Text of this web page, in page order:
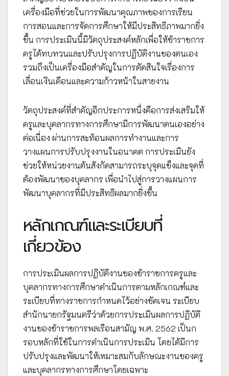
เครื่องมือที่ช่วยในการพัฒนาคุณภาพของการเรียน
การสอนและการจัดการศึกษาให้มีประสิทธิภาพมากยิ่ง
ขึ้น การประเมินนี้มีวัตถุประสงค์หลักเพื่อให้ข้าราชการ
ครูได้ทบทวนและปรับปรุงการปฏิบัติงานของตนเอง
รวมถึงเป็นเครื่องมือสำคัญในการตัดสินใจเรื่องการ
เลื่อนเงินเดือนและความก้าวหน้าในสายงาน
วัตถุประสงค์ที่สำคัญอีกประการหนึ่งคือการส่งเสริมให้
ครูและบุคลากรทางการศึกษามีการพัฒนาตนเองอย่าง
ต่อเนื่อง ผ่านการสะท้อนผลการทำงานและการ
วางแผนการปรับปรุงงานในอนาคต การประเมินยัง
ช่วยให้หน่วยงานต้นสังกัดสามารถระบุจุดแข็งและจุดที่
ต้องพัฒนาของบุคลากร เพื่อนำไปสู่การวางแผนการ
พัฒนาบุคลากรที่มีประสิทธิผลมากยิ่งขึ้น
หลักเกณฑ์และระเบียบที่
เกี่ยวข้อง
การประเมินผลการปฏิบัติงานของข้าราชการครูและ
บุคลากรทางการศึกษาดำเนินการตามหลักเกณฑ์และ
ระเบียบที่ทางราชการกำหนดไว้อย่างชัดเจน ระเบียบ
สำนักนายกรัฐมนตรีว่าด้วยการประเมินผลการปฏิบัติ
งานของข้าราชการพลเรือนสามัญ พ.ศ. 2562 เป็นก
รอบหลักที่ใช้ในการดำเนินการประเมิน โดยได้มีการ
ปรับปรุงและพัฒนาให้เหมาะสมกับลักษณะงานของครู
และบุคลากรทางการศึกษาโดยเฉพาะ